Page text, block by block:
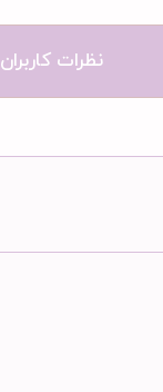
نظرات کاربران